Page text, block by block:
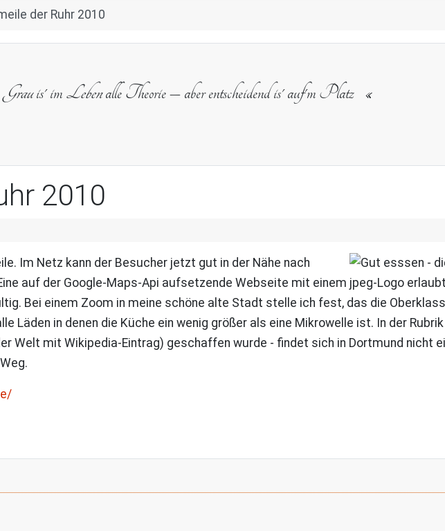
der Ruhr 2010
Grauis' imLebenalle Theorie – aber entscheidend is' auf'm Platz
2010
Im Netz kann der Besucher jetzt gut in der Nähe nach
auf der Google-Maps-Api aufsetzende Webseite mit einem jpeg-Logo
Bei einem Zoom in meine schöne alte Stadt stelle ich fest, das die
Läden in denen die Küche ein wenig größer als eine Mikrowelle ist. In der
Welt mit Wikipedia-Eintrag) geschaffen wurde - findet sich in Dortmund nicht